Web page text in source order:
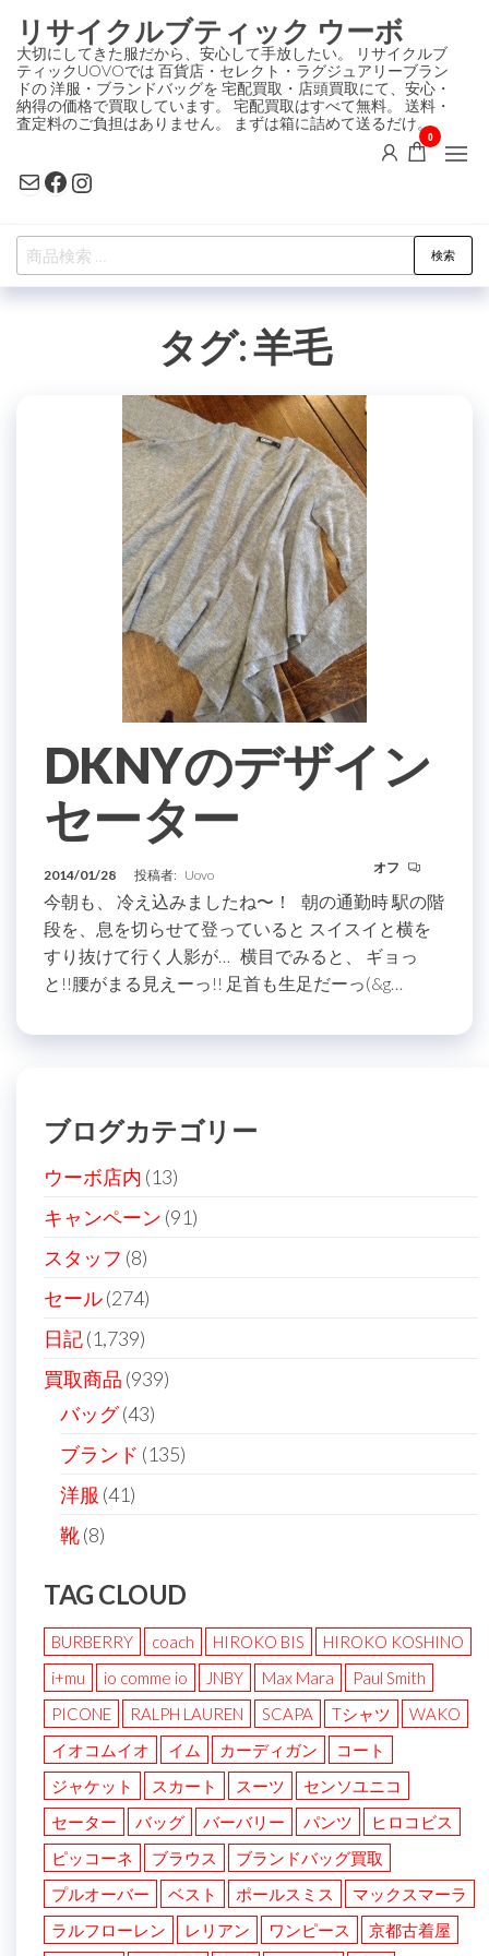
ン
テ
ン
ツ
プ
リサイクルブティック ウーボ
大切にしてきた服だから、安心して手放したい。 リサイクルブ
ティックUOVOでは 百貨店・セレクト・ラグジュアリーブラン
ドの 洋服・ブランドバッグを 宅配買取・店頭買取にて、安心・
納得の価格で買取しています。 宅配買取はすべて無料。 送料・
査定料のご負担はありません。 まずは箱に詰めて送るだけ。
MailFacebook
Instagram
0
検
索
検索
タグ:羊毛
DKNYのデザイン
セーター
2014/01/28 投稿者: Uovo オフ
今朝も、 冷え込みましたね〜！ 朝の通勤時 駅の階
段を、息を切らせて登っていると スイスイと横を
すり抜けて行く人影が… 横目でみると、 ギョっ
と!!腰がまる見えーっ!! 足首も生足だーっ(&g…
ブログカテゴリー
ウーボ店内 (13)
キャンペーン (91)
スタッフ (8)
セール(274)
日記(1,739)
買取商品 (939)
バッグ(43)
ブランド (135)
洋服 (41)
靴(8)
TAG CLOUD
BURBERRY coach HIROKO BIS
HIROKO KOSHINO
i+mu
io comme io JNBY Max Mara
Paul Smith
PICONE
RALPH LAUREN SCAPA Tシャツ
WAKO
イオコムイオ
イム カーディガン
コート
ジャケット
スカート スーツ
センソユニコ
セーター
バッグ バーバリー パンツ
ヒロコビス
ピッコーネ
ブラウス
ブランドバッグ買取
プルオーバー
ベスト ポールスミス
マックスマーラ
ラルフローレン
レリアン ワンピース 京都古着屋